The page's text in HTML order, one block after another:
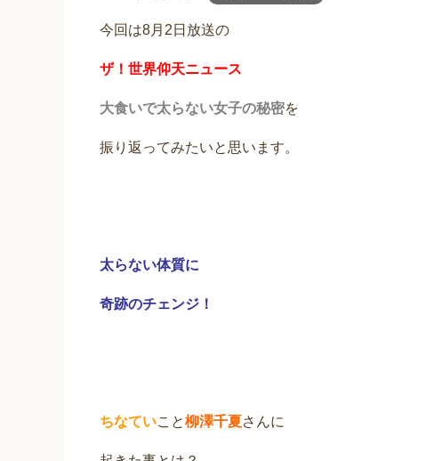
今回は8月2日放送の
ザ！世界仰天ニュース
大食いで太らない女子の秘密を
振り返ってみたいと思います。
太らない体質に
奇跡のチェンジ！
ちなていこと柳澤千夏さんに